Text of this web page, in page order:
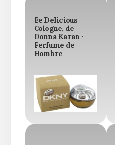
Be Delicious
Cologne, de
Donna Karan ·
Perfume de
Hombre